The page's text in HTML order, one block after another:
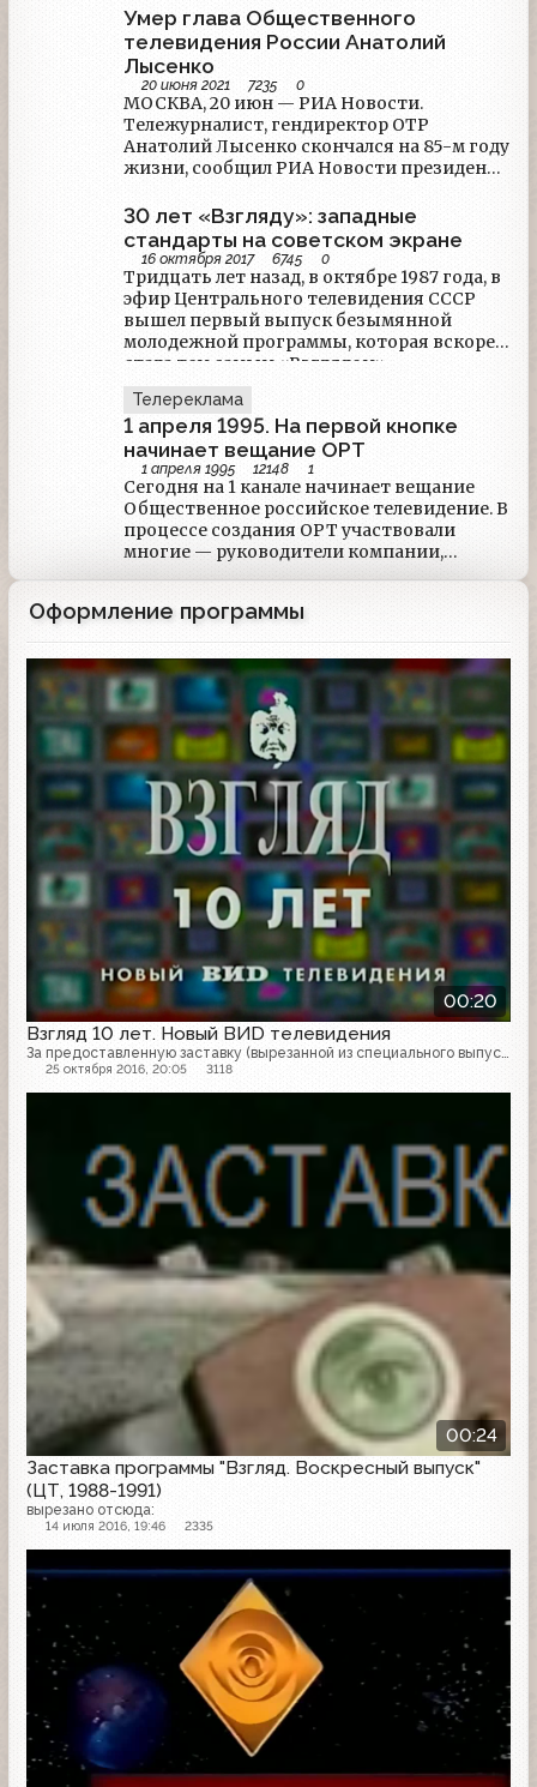
читается оставленная ими после себя
брешь. Одним из таких был Анатолий
Лысенко. Он начинал карьеру ещё на
советском телевидении, свой первый
звёздный час встретил в период
Перестройки, стоял у истоков
федерального и городского телевещания,
уже в преклонном возрасте встретил свой
людей было. Вот такими словами он
завершал свои мемуары: «Я отыграл свой
первый и, увы, уже второй тайм.
Верховный судья назначил
дополнительное время. Спасибо ему.
Будем играть до конца»
Умер глава Общественного
телевидения России Анатолий
Лысенко
20 июня 2021 7235 0
МОСКВА, 20 июн — РИА Новости.
Тележурналист, гендиректор ОТР
Анатолий Лысенко скончался на 85-м году
жизни, сообщил РИА Новости президент
телерадиовещателей Эдуард Сагалаев.
"Умер мой близкий друг, соратник по
работе на телевидении, замечательный
человек, яркий профессионал Анатолий
Григорьевич Лысенко.
30 лет «Взгляду»: западные
стандарты на советском экране
16 октября 2017 6745 0
Тридцать лет назад, в октябре 1987 года, в
эфир Центрального телевидения СССР
вышел первый выпуск безымянной
молодежной программы, которая вскоре
стала тем самым «Взглядом»,
популяризовала понятие ток-шоу и
сделала знаменитыми своих ведущих.
Телереклама
1 апреля 1995. На первой кнопке
начинает вещание ОРТ
1 апреля 1995 12148 1
Сегодня на 1 канале начинает вещание
Общественное российское телевидение. В
процессе создания ОРТ участвовали
многие — руководители компании,
Ассоциация независимых телекомпаний,
компания «Останкино» и государство.
После долгого периода многочисленных
обсуждений, парламентских дебатов и
различных слухов, зрители, наконец,
собственными глазами увидят, как
выглядит новое телевидение.
Оформление программы
00:20
Взгляд 10 лет. Новый ВИD телевидения
За предоставленную заставку (вырезанной из специального выпуска программы "Звёздный час") огромное спасибо - Татьяне Галкиной, также Григорию Ющенко за поиск и помощь в нахождении.
25 октября 2016, 20:05 3118
00:24
Заставка программы "Взгляд. Воскресный выпуск"
(ЦТ, 1988-1991)
вырезано отсюда:
14 июля 2016, 19:46 2335